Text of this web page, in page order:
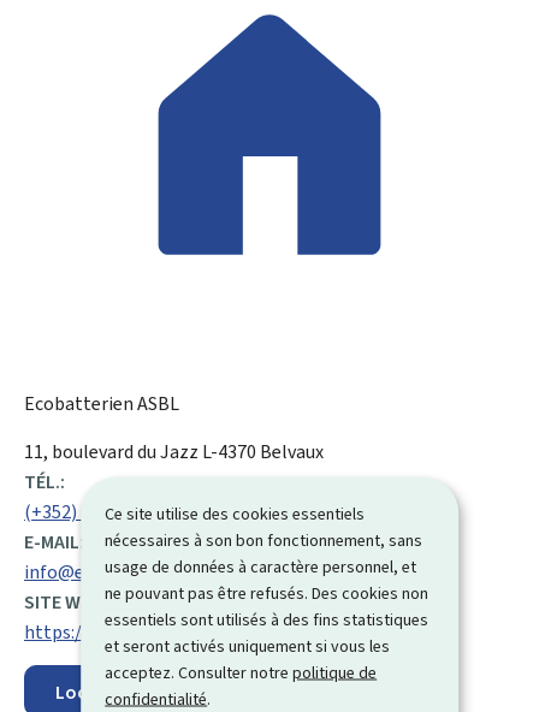
Ce site utilise des cookies essentiels
nécessaires à son bon fonctionnement, sans
usage de données à caractère personnel, et
ne pouvant pas être refusés. Des cookies non
essentiels sont utilisés à des fins statistiques
et seront activés uniquement si vous les
acceptez. Consulter notrepolitique de
confidentialité.
Ecobatterien ASBL
ADRESSE
:
11, boulevard du Jazz L-4370 Belvaux
TÉL.:
(+352) 26 09 81
E-MAIL:
info@ecobatterien.lu
SITE WEB :
https://www.ecobatterien.lu/
Localisez sur la carte